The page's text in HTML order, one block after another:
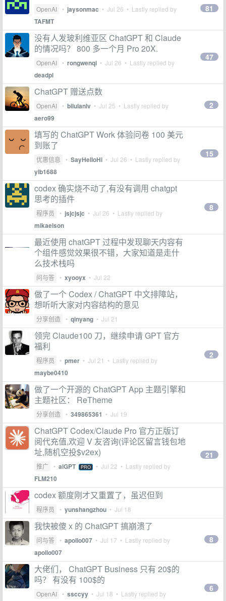
OpenAI • jaysonmac • Jul 26 • Lastly replied by
TAFMT
81
没有人发玻利维亚区 ChatGPT 和 Claude
的情况吗？ 800 多一个月 Pro 20X.
OpenAI • rongwenqi • Jul 26 • Lastly replied by
deadpl
47
ChatGPT 赠送点数
OpenAI • bilulanlv • Jul 25 • Lastly replied by
aero99
2
填写的 ChatGPT Work 体验问卷 100 美元
到账了
优惠信息 • SayHelloHi • Jul 26 • Lastly replied by
ylb1688
15
codex 确实烧不动了,有没有调用 chatgpt
思考的插件
程序员 • jsjcjsjc • Jul 26 • Lastly replied by
mikaelson
8
最近使用 chatGPT 过程中发现聊天内容有
个组件感觉效果很不错，大家知道是走什
么技术栈吗
问与答 • xyooyx • Jul 22
做了一个 Codex / ChatGPT 中文排障站，
想听听大家对内容结构的意见
分享创造 • qinyang • Jul 21
领完 Claude100 刀，继续申请 GPT 官方
福利
程序员 • pmer • Jul 21 • Lastly replied by
maybe0410
2
做了一个开源的 ChatGPT App 主题引擎和
主题社区： ReTheme
分享创造 • 349865361 • Jul 19
ChatGPT Codex/Claude Pro 官方正版订
阅代充值,欢迎 V 友咨询(评论区留言钱包地
址,随机空投$v2ex)
推广 • aiGPT PRO • Jul 22 • Lastly replied by
FLM210
21
codex 额度刚才又重置了，虽迟但到
程序员 • yunshangzhou • Jul 18
我快被傻 x 的 ChatGPT 搞崩溃了
问与答 • apollo007 • Jul 17 • Lastly replied by
apollo007
8
大佬们， ChatGPT Business 只有 20$的
吗？ 有没有 100$的
OpenAI • ssccyy • Jul 18 • Lastly replied by
6